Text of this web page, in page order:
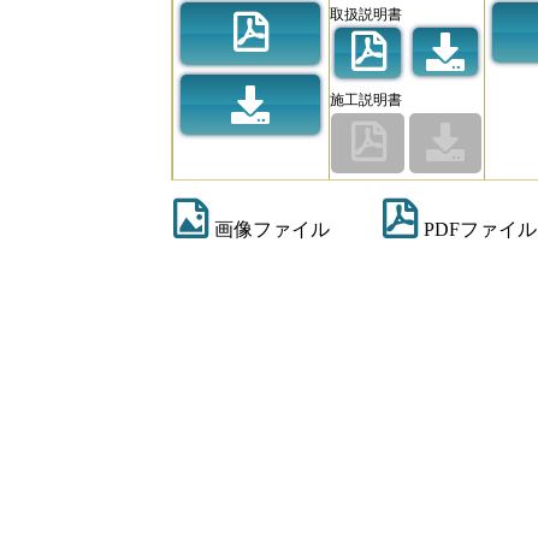
取扱説明書
施工説明書
画像ファイル PDFファイル